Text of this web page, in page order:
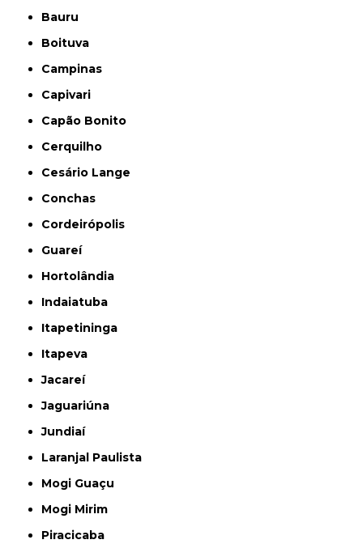
Bauru
Boituva
Campinas
Capivari
Capão Bonito
Cerquilho
Cesário Lange
Conchas
Cordeirópolis
Guareí
Hortolândia
Indaiatuba
Itapetininga
Itapeva
Jacareí
Jaguariúna
Jundiaí
Laranjal Paulista
Mogi Guaçu
Mogi Mirim
Piracicaba